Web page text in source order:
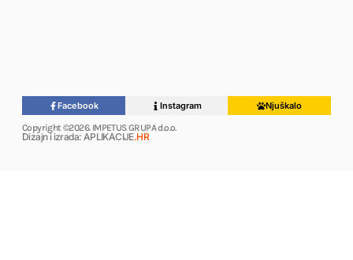
Facebook Instagram
Njuškalo
Copyright ©2026. IMPETUS GRUPA d.o.o.
Dizajn i izrada: APLIKACIJE.HR